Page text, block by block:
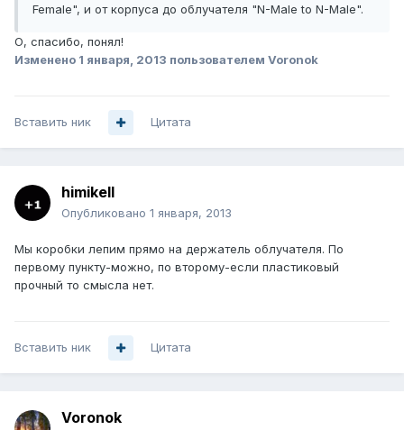
Female", и от корпуса до облучателя "N-Male to N-Male".
О, спасибо, понял!
Изменено 1 января, 2013 пользователем Voronok
Вставить ник Цитата
himikell
Опубликовано 1 января, 2013
Мы коробки лепим прямо на держатель облучателя. По
первому пункту-можно, по второму-если пластиковый
прочный то смысла нет.
Вставить ник Цитата
Voronok